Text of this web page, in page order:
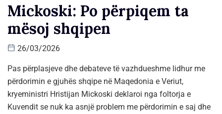
Mickoski: Po përpiqem ta
mësoj shqipen
26/03/2026
Pas përplasjeve dhe debateve të vazhdueshme lidhur me
përdorimin e gjuhës shqipe në Maqedonia e Veriut,
kryeministri Hristijan Mickoski deklaroi nga foltorja e
Kuvendit se nuk ka asnjë problem me përdorimin e saj dhe